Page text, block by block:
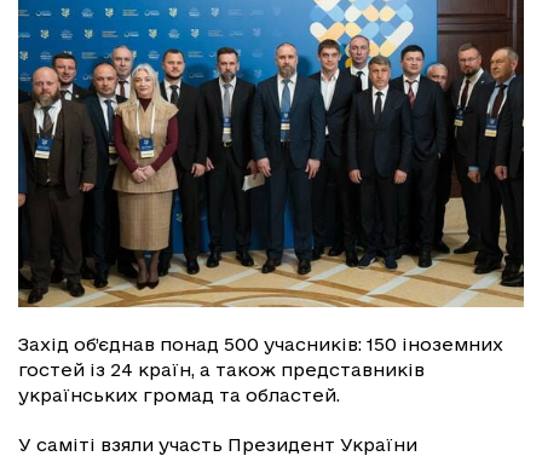
Захід об’єднав понад 500 учасників: 150 іноземних
гостей із 24 країн, а також представників
українських громад та областей.
У саміті взяли участь Президент України